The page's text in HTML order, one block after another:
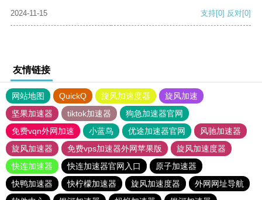
2024-11-15 支持[0] 反对[0]
友情链接
网站地图 QuickQ 旋风加速度器
旋风加速
坚果加速器
tiktok加速器
狗急加速器官网
免费vqn外网加速
小蓝鸟 优途加速器官网
风驰加速器
旋风加速器
免费vps加速器外网苹果版
旋风加速度器
快连加速器
快连加速器官网入口
原子加速器
快鸭加速器
快柠檬加速器 旋风加速度器
外网网址导航